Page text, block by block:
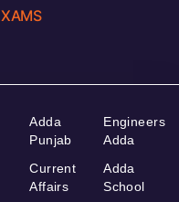
Adda
Punjab
Current
Affairs
Engineers
Adda
Adda
School